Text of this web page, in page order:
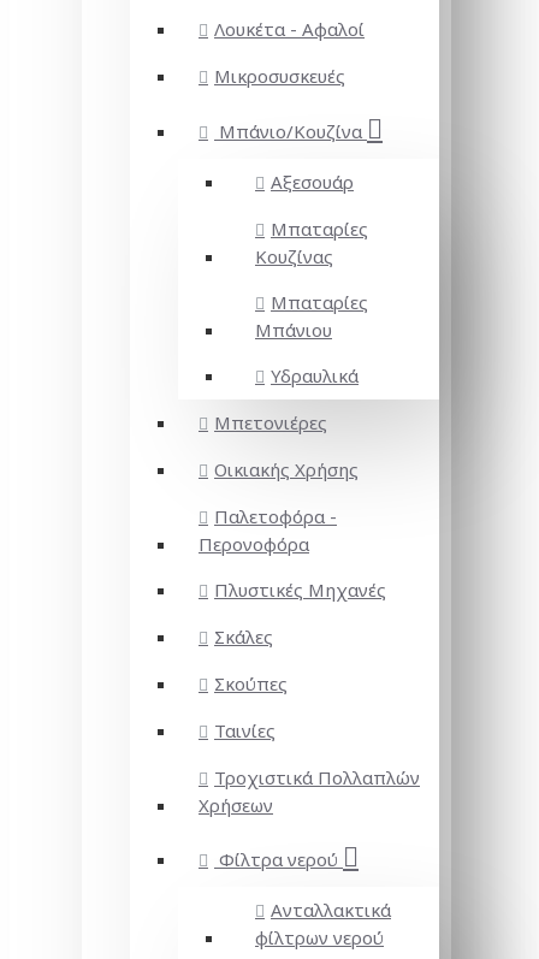
Λουκέτα - Αφαλοί
Μικροσυσκευές
Μπάνιο/Κουζίνα
Αξεσουάρ
Μπαταρίες
Κουζίνας
Μπαταρίες
Μπάνιου
Υδραυλικά
Μπετονιέρες
Οικιακής Χρήσης
Παλετοφόρα -
Περονοφόρα
Πλυστικές Μηχανές
Σκάλες
Σκούπες
Ταινίες
Τροχιστικά Πολλαπλών
Χρήσεων
Φίλτρα νερού
Ανταλλακτικά
φίλτρων νερού